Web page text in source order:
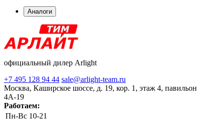
Аналоги
официальный дилер Arlight
+7 495 128 94 44 sale@arlight-team.ru
Москва, Каширское шоссе, д. 19, кор. 1, этаж 4, павильон
4А-19
Работаем:
Пн-Вс 10-21